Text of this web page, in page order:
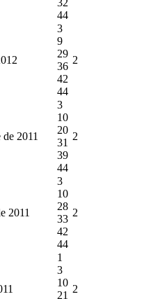
44
3
9
29
36
42
44
2
2011
3
10
20
31
39
44
2
2011
3
10
28
33
42
44
2
1
3
10
21
2